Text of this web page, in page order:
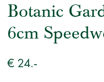
Botanic
6cm
€ 24.-